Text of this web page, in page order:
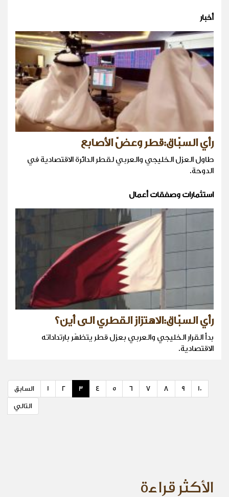
أخبار
رأي السبّاق:قطر وعضّ الأصابع
طاول العزل الخليجي والعربي لقطر الدائرة الاقتصادية في
الدوحة.
استثمارات وصفقات أعمال
رأي السبّاق:الاهتزاز القطري الى أين؟
بدأ القرار الخليجي والعربي بعزل قطر يتظهّر بارتداداته
الاقتصادية.
السابق 1 2 3 4 5 6 7 8 9 10
التالي
الأكثر قراءة